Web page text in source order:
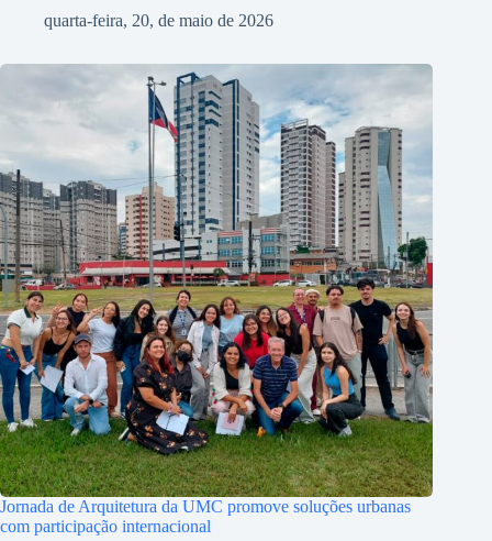
quarta-feira, 20, de maio de 2026
Jornada de Arquitetura da UMC promove soluções urbanas
com participação internacional